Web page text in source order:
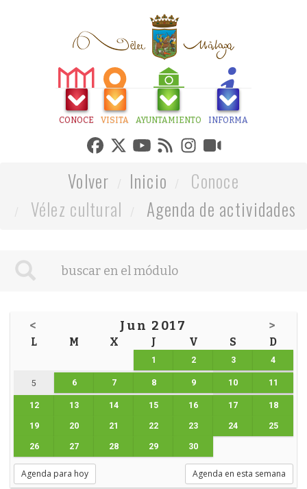
CONOCE VISITA AYUNTAMIENTO INFORMA
Volver Inicio
Conoce
Vélez cultural
Agenda de actividades
< Jun 2017 >
L M X J V S D
1 2 3 4
5 6 7 8 9 10 11
12 13 14 15 16 17 18
19 20 21 22 23 24 25
26 27 28 29 30
Agenda para hoy Agenda en esta semana